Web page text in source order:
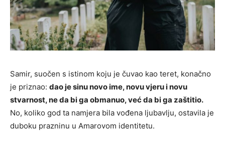
Samir, suočen s istinom koju je čuvao kao teret, konačno
je priznao: dao je sinu novo ime, novu vjeru i novu
stvarnost, ne da bi ga obmanuo, već da bi ga zaštitio.
No, koliko god ta namjera bila vođena ljubavlju, ostavila je
duboku prazninu u Amarovom identitetu.